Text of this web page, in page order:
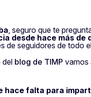
, seguro que te
desde hace más de
de seguidores de todo
del blog de TIMP vamos
hace falta para